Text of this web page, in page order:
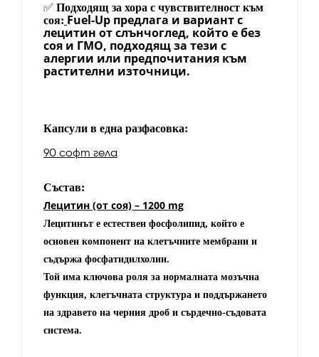
✅ Подходящ за хора с чувствителност към
соя: Fuel-Up предлага и вариант с
лецитин от слънчоглед, който е без
соя и ГМО, подходящ за тези с
алергии или предпочитания към
растителни източници.
Капсули в една разфасовка:
90 софт гела
Състав:
Лецитин (от соя) – 1200 mg
Лецитинът е естествен фосфолипид, който е
основен компонент на клетъчните мембрани и
съдържа фосфатидилхолин.
Той има ключова роля за нормалната мозъчна
функция, клетъчната структура и поддържането
на здравето на черния дроб и сърдечно-съдовата
система.